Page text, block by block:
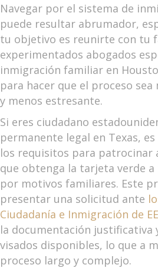
Navegar por el sistema de
puede resultar abrumador,
tu objetivo es reunirte con tu
experimentados abogados
inmigración familiar en
para hacer que el proceso
y menos estresante.
Si eres ciudadano
permanente legal en Texas,
los requisitos para patrocinar
que obtenga la tarjeta verde a
por motivos familiares. Este
presentar una solicitud ante
Ciudadanía e Inmigración de
la documentación justificativa
visados disponibles, lo que a
proceso largo y complejo.